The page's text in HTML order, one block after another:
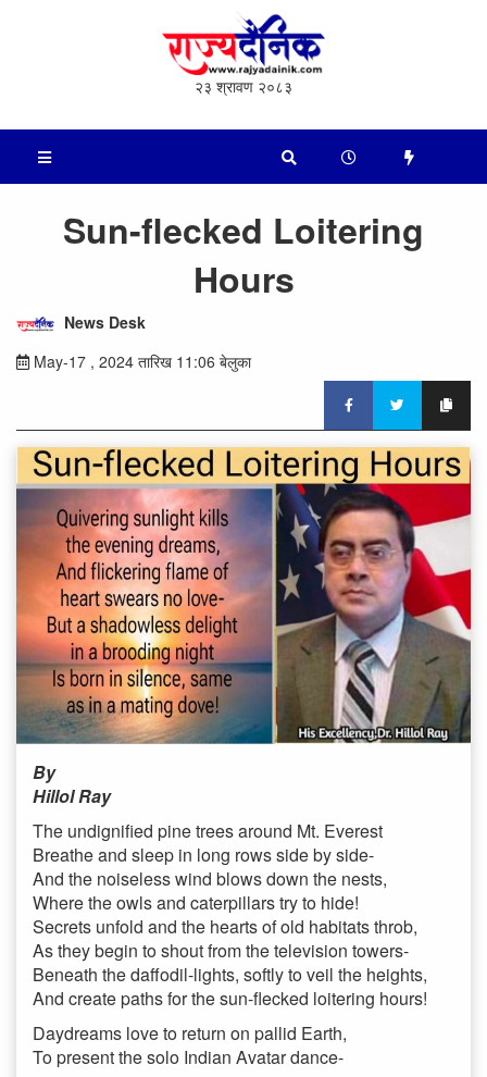
२३ श्रावण २०८३
Sun-flecked Loitering
Hours
News Desk
May-17 , 2024 तारिख 11:06 बेलुका
By
Hillol Ray
The undignified pine trees around Mt. Everest
Breathe and sleep in long rows side by side-
And the noiseless wind blows down the nests,
Where the owls and caterpillars try to hide!
Secrets unfold and the hearts of old habitats throb,
As they begin to shout from the television towers-
Beneath the daffodil-lights, softly to veil the heights,
And create paths for the sun-flecked loitering hours!
Daydreams love to return on pallid Earth,
To present the solo Indian Avatar dance-